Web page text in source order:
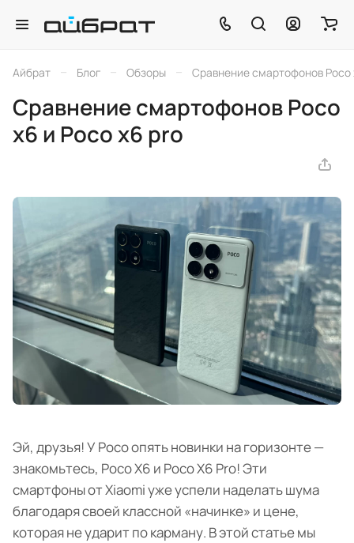
Айбрат – Блог – Обзоры – Сравнение смартофонов Poco
Сравнение смартофонов Poco
x6 и Poco x6 pro
Эй, друзья! У Poco опять новинки на горизонте —
знакомьтесь, Poco X6 и Poco X6 Pro! Эти
смартфоны от Xiaomi уже успели наделать шума
благодаря своей классной «начинке» и цене,
которая не ударит по карману. В этой статье мы